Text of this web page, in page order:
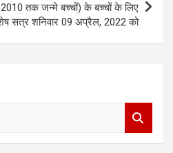
तक जन्मे बच्चों) के बच्चों के लिए
सत्र शनिवार 09 अप्रैल, 2022 को